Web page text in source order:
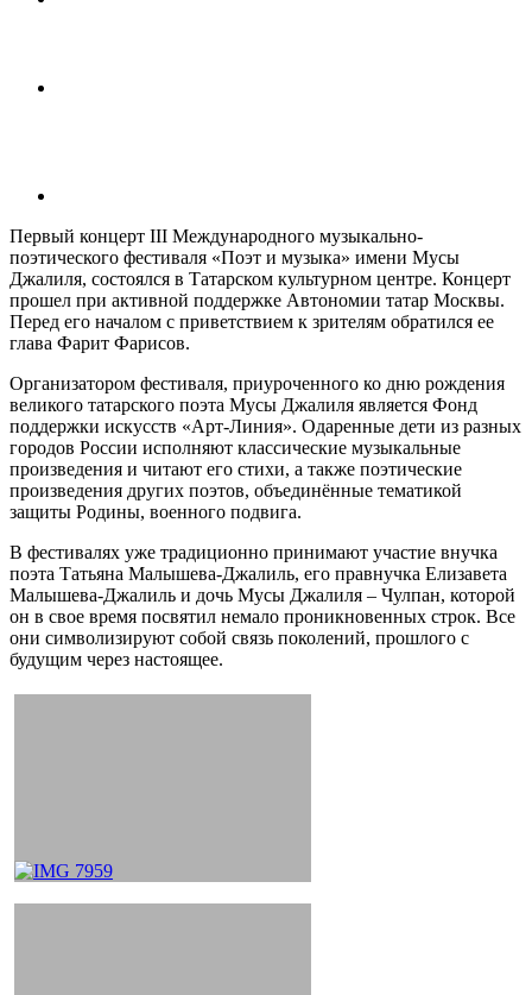
Первый концерт III Международного музыкально-
поэтического фестиваля «Поэт и музыка» имени Мусы
Джалиля, состоялся в Татарском культурном центре. Концерт
прошел при активной поддержке Автономии татар Москвы.
Перед его началом с приветствием к зрителям обратился ее
глава Фарит Фарисов.
Организатором фестиваля, приуроченного ко дню рождения
великого татарского поэта Мусы Джалиля является Фонд
поддержки искусств «Арт-Линия». Одаренные дети из разных
городов России исполняют классические музыкальные
произведения и читают его стихи, а также поэтические
произведения других поэтов, объединённые тематикой
защиты Родины, военного подвига.
В фестивалях уже традиционно принимают участие внучка
поэта Татьяна Малышева-Джалиль, его правнучка Елизавета
Малышева-Джалиль и дочь Мусы Джалиля – Чулпан, которой
он в свое время посвятил немало проникновенных строк. Все
они символизируют собой связь поколений, прошлого с
будущим через настоящее.